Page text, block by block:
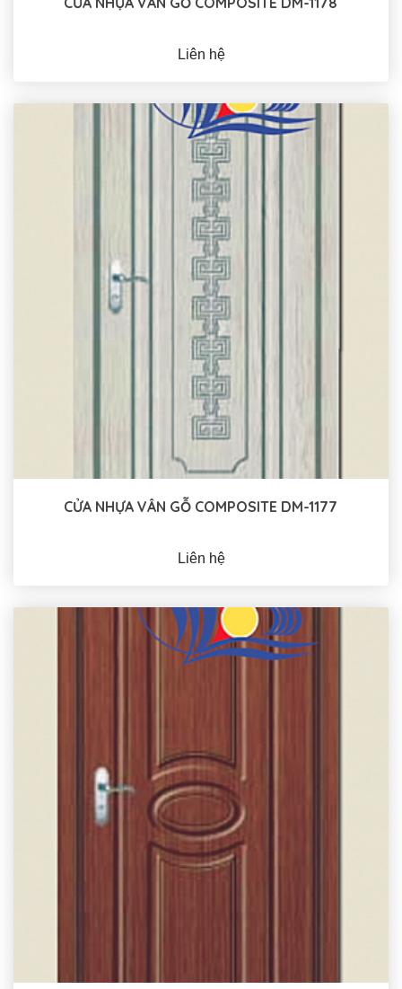
Liên hệ
CỬA NHỰA VÂN GỖ COMPOSITE DM-1177
Liên hệ